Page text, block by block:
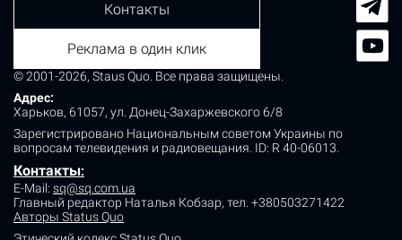
© 2001-2026, Staus Quo. Все права защищены.
Адрес:
Харьков, 61057, ул. Донец-Захаржевского 6/8
Зарегистрировано Национальным советом Украины по
вопросам телевидения и радиовещания. ID: R 40-06013.
Контакты:
E-Mail: sq@sq.com.ua
Главный редактор Наталья Кобзар, тел. +380503271422
Авторы Status Quo
Контакты
Реклама в один клик